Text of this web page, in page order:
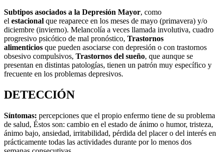
Subtipos asociados a la Depresión Mayor, como
el estacional que reaparece en los meses de mayo (primavera) y/o
diciembre (invierno). Melancolía a veces llamada involutiva, cuadro
progresivo psicótico de mal pronóstico, Trastornos
alimenticios que pueden asociarse con depresión o con trastornos
obsesivo compulsivos, Trastornos del sueño, que aunque se
presentan en distintas patologías, tienen un patrón muy específico y
frecuente en los problemas depresivos.
DETECCIÓN
Síntomas: percepciones que el propio enfermo tiene de su problema
de salud, Éstos son: cambio en el estado de ánimo o humor, tristeza,
ánimo bajo, ansiedad, irritabilidad, pérdida del placer o del interés en
prácticamente todas las actividades durante por lo menos dos